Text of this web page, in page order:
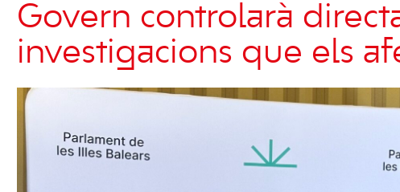
Govern controlarà
investigacions que els